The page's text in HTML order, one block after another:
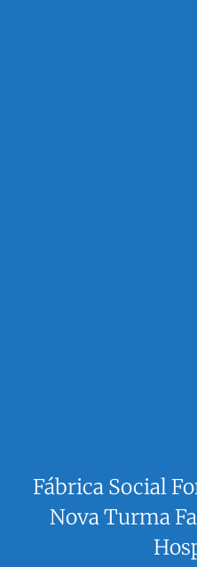
Fábrica Social
Nova Turma